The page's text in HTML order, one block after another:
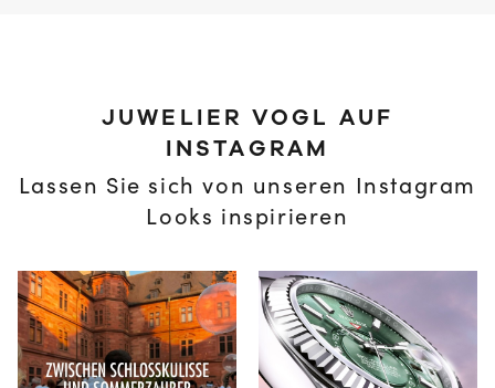
JUWELIER VOGL AUF
INSTAGRAM
Lassen Sie sich von unseren Instagram
Looks inspirieren